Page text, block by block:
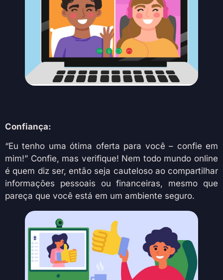
Confiança:
“Eu tenho uma ótima oferta para você – confie em
mim!” Confie, mas verifique! Nem todo mundo online
é quem diz ser, então seja cauteloso ao compartilhar
informações pessoais ou financeiras, mesmo que
pareça que você está em um ambiente seguro.